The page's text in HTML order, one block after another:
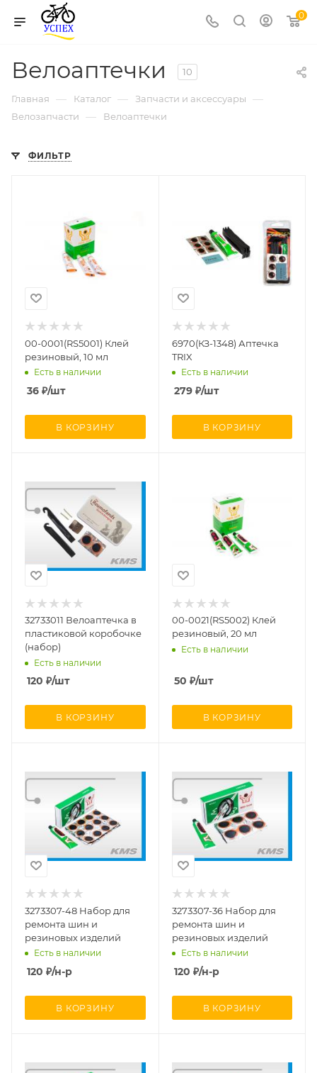
0
Велоаптечки 10
Главная — Каталог — Запчасти и аксессуары —
Велозапчасти — Велоаптечки
ФИЛЬТР
00-0001(RS5001) Клей
резиновый, 10 мл
Есть в наличии
36 ₽/шт
В КОРЗИНУ
6970(КЗ-1348) Аптечка
TRIX
Есть в наличии
279₽/шт
В КОРЗИНУ
32733011 Велоаптечка в
пластиковой коробочке
(набор)
Есть в наличии
120 ₽/шт
В КОРЗИНУ
00-0021(RS5002) Клей
резиновый, 20 мл
Есть в наличии
50 ₽/шт
В КОРЗИНУ
3273307-48 Набор для
ремонта шин и
резиновых изделий
Есть в наличии
120 ₽/н-р
В КОРЗИНУ
3273307-36 Набор для
ремонта шин и
резиновых изделий
Есть в наличии
120 ₽/н-р
В КОРЗИНУ